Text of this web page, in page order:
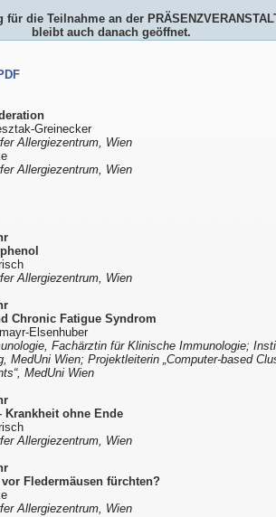
für die Teilnahme an der
bleibt auch danach geöffnet.
Greinecker
Allergiezentrum, Wien
Allergiezentrum, Wien
Allergiezentrum, Wien
Chronic Fatigue Syndrom
Elsenhuber
Fachärztin für Klinische Immunologie;
MedUni Wien; Projektleiterin „Computer-based
MedUni Wien
Krankheit ohne Ende
Allergiezentrum, Wien
Fledermäusen fürchten?
Allergiezentrum, Wien